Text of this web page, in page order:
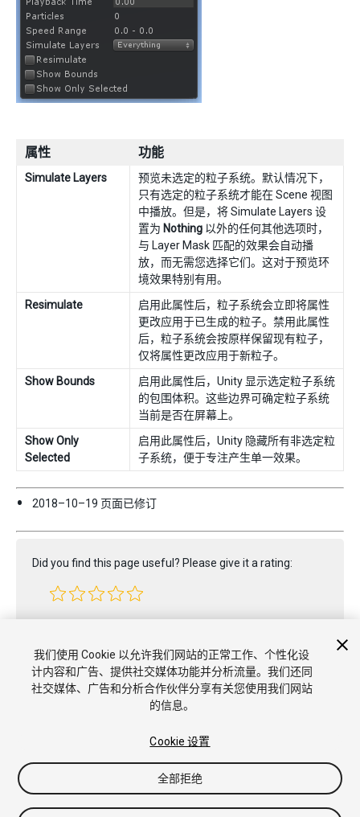
属性 功能
Simulate Layers
预览未选定的粒子系统。默认情况下，
只有选定的粒子系统才能在 Scene 视图
中播放。但是，将 Simulate Layers 设
置为 Nothing 以外的任何其他选项时，
与 Layer Mask 匹配的效果会自动播
放，而无需您选择它们。这对于预览环
境效果特别有用。
Resimulate
启用此属性后，粒子系统会立即将属性
更改应用于已生成的粒子。禁用此属性
后，粒子系统会按原样保留现有粒子，
仅将属性更改应用于新粒子。
Show Bounds
启用此属性后，Unity 显示选定粒子系统
的包围体积。这些边界可确定粒子系统
当前是否在屏幕上。
Show Only
Selected
启用此属性后，Unity 隐藏所有非选定粒
子系统，便于专注产生单一效果。
2018–10–19 页面已修订
Did you find this page useful? Please give it a rating:
版权所有 © 2020 Unity Technologies. Publication 2019.3
我们使用 Cookie 以允许我们网站的正常工作、个性化设
计内容和广告、提供社交媒体功能并分析流量。我们还同
社交媒体、广告和分析合作伙伴分享有关您使用我们网站
的信息。
Cookie 设置
全部拒绝